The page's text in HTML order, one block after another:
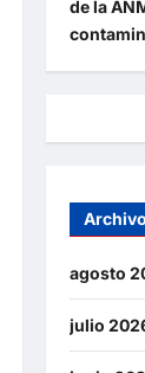
de la
agosto
julio